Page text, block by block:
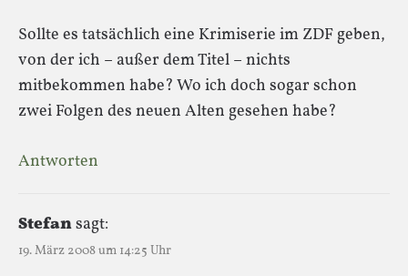
Sollte es tatsächlich eine Krimiserie im ZDF geben,
von der ich – außer dem Titel – nichts
mitbekommen habe? Wo ich doch sogar schon
zwei Folgen des neuen Alten gesehen habe?
Antworten
Stefansagt:
19. März 2008 um 14:25 Uhr